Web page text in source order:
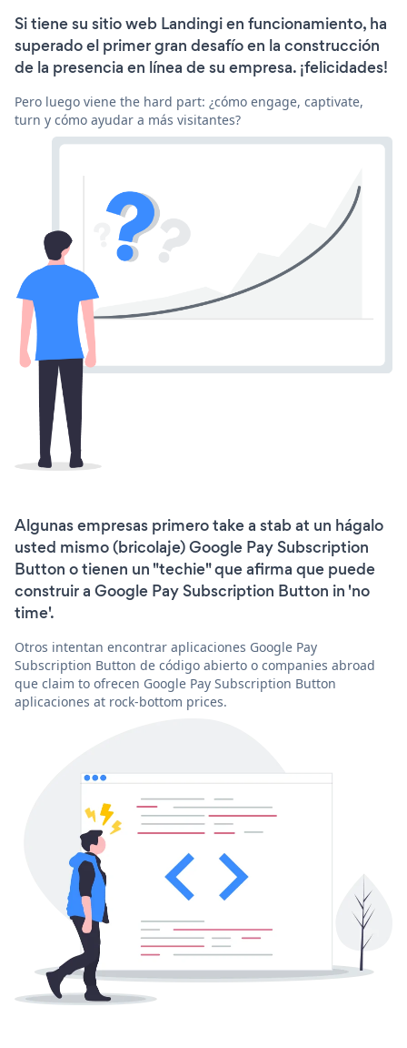
Si tiene su sitio web Landingi en funcionamiento, ha
superado el primer gran desafío en la construcción
de la presencia en línea de su empresa. ¡felicidades!
Pero luego viene the hard part: ¿cómo engage, captivate,
turn y cómo ayudar a más visitantes?
Algunas empresas primero take a stab at un hágalo
usted mismo (bricolaje) Google Pay Subscription
Button o tienen un "techie" que afirma que puede
construir a Google Pay Subscription Button in 'no
time'.
Otros intentan encontrar aplicaciones Google Pay
Subscription Button de código abierto o companies abroad
que claim to ofrecen Google Pay Subscription Button
aplicaciones at rock-bottom prices.